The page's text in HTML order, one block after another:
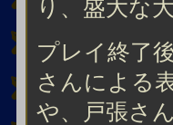
り、盛大な
プレイ終了
さんによる
や、戸張さ